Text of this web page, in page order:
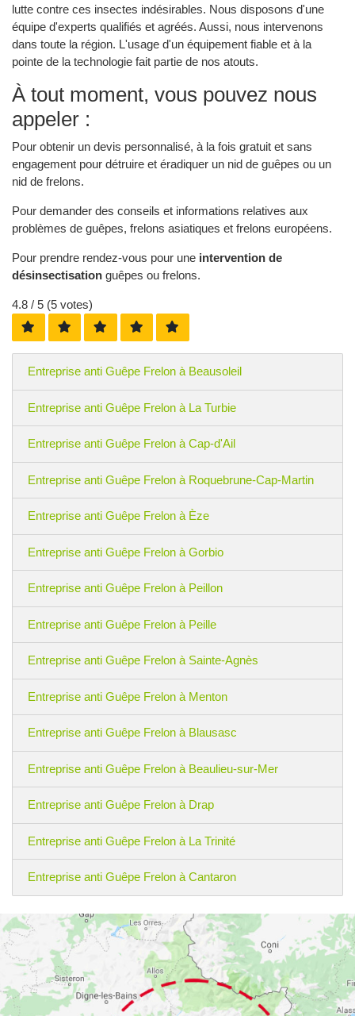
lutte contre ces insectes indésirables. Nous disposons d'une
équipe d'experts qualifiés et agréés. Aussi, nous intervenons
dans toute la région. L'usage d'un équipement fiable et à la
pointe de la technologie fait partie de nos atouts.
À tout moment, vous pouvez nous
appeler :
Pour obtenir un devis personnalisé, à la fois gratuit et sans
engagement pour détruire et éradiquer un nid de guêpes ou un
nid de frelons.
Pour demander des conseils et informations relatives aux
problèmes de guêpes, frelons asiatiques et frelons européens.
Pour prendre rendez-vous pour une intervention de
désinsectisation guêpes ou frelons.
4.8 / 5 (5 votes)
Entreprise anti Guêpe Frelon à Beausoleil
Entreprise anti Guêpe Frelon à La Turbie
Entreprise anti Guêpe Frelon à Cap-d'Ail
Entreprise anti Guêpe Frelon à Roquebrune-Cap-Martin
Entreprise anti Guêpe Frelon à Èze
Entreprise anti Guêpe Frelon à Gorbio
Entreprise anti Guêpe Frelon à Peillon
Entreprise anti Guêpe Frelon à Peille
Entreprise anti Guêpe Frelon à Sainte-Agnès
Entreprise anti Guêpe Frelon à Menton
Entreprise anti Guêpe Frelon à Blausasc
Entreprise anti Guêpe Frelon à Beaulieu-sur-Mer
Entreprise anti Guêpe Frelon à Drap
Entreprise anti Guêpe Frelon à La Trinité
Entreprise anti Guêpe Frelon à Cantaron